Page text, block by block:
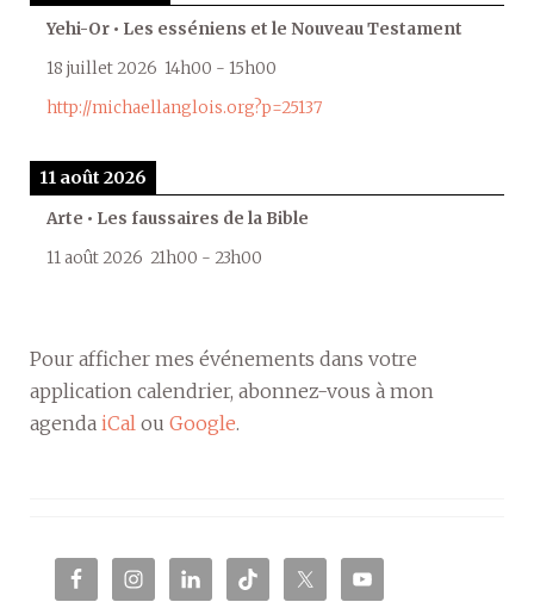
Yehi-Or • Les esséniens et le Nouveau Testament
18 juillet 2026 14h00 - 15h00
http://michaellanglois.org?p=25137
11 août 2026
Arte • Les faussaires de la Bible
11 août 2026 21h00 - 23h00
Pour afficher mes événements dans votre
application calendrier, abonnez-vous à mon
agenda iCal ou Google.